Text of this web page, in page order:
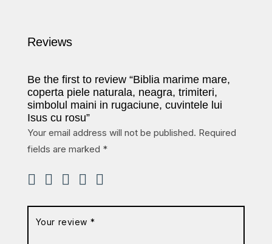
Reviews
Be the first to review “Biblia marime mare,
coperta piele naturala, neagra, trimiteri,
simbolul maini in rugaciune, cuvintele lui
Isus cu rosu”
Your email address will not be published. Required
fields are marked *